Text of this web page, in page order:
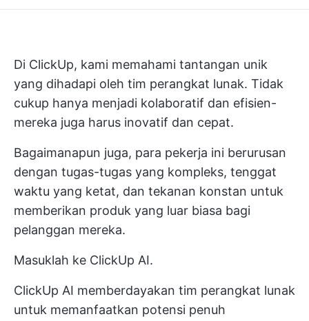
Di ClickUp, kami memahami tantangan unik
yang dihadapi oleh tim perangkat lunak. Tidak
cukup hanya menjadi kolaboratif dan efisien-
mereka juga harus inovatif dan cepat.
Bagaimanapun juga, para pekerja ini berurusan
dengan tugas-tugas yang kompleks, tenggat
waktu yang ketat, dan tekanan konstan untuk
memberikan produk yang luar biasa bagi
pelanggan mereka.
Masuklah ke ClickUp AI.
ClickUp AI memberdayakan tim perangkat lunak
untuk memanfaatkan potensi penuh